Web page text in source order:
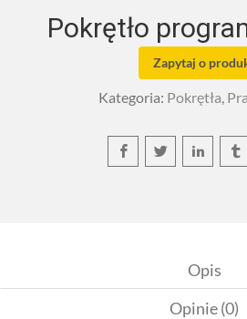
Pokrętło
Zapytaj o
Kategoria: Pokrętła,
Opis
Opinie (0)